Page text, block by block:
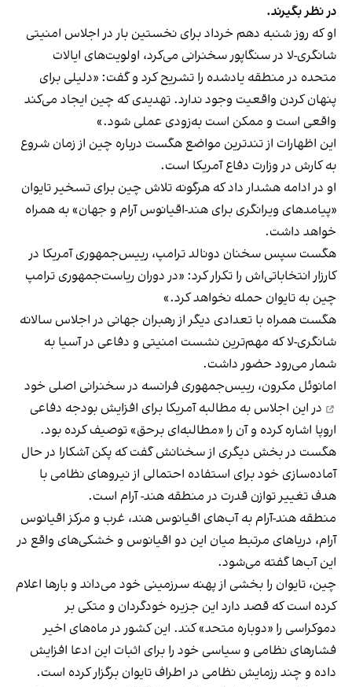
در نظر بگیرند.
او که روز شنبه دهم خرداد برای نخستین بار در اجلاس امنیتی
شانگری-لا در سنگاپور سخنرانی می‌کرد، اولویت‌های ایالات
متحده در منطقه یادشده را تشریح کرد و گفت: «دلیلی برای
پنهان کردن واقعیت وجود ندارد. تهدیدی که چین ایجاد می‌کند
واقعی است و ممکن است به‌زودی عملی شود.»
این اظهارات از تندترین مواضع هگست درباره چین از زمان شروع
به کارش در وزارت دفاع آمریکا است.
او در ادامه هشدار داد که هرگونه تلاش چین برای تسخیر تایوان
«پیامدهای ویرانگری برای هند-اقیانوس آرام و جهان» به همراه
خواهد داشت.
هگست سپس سخنان دونالد ترامپ، رییس‌جمهوری آمریکا در
کارزار انتخاباتی‌اش را تکرار کرد: «در دوران ریاست‌جمهوری ترامپ
چین به تایوان حمله نخواهد کرد.»
هگست همراه با تعدادی دیگر از رهبران جهانی در اجلاس سالانه
شانگری-لا که مهم‌ترین نشست امنیتی و دفاعی در آسیا به
شمار می‌رود حضور داشت.
امانوئل مکرون، رییس‌جمهوری فرانسه درسخنرانی اصلی خود
در این اجلاس به مطالبه آمریکا برای افزایش بودجه دفاعی
اروپا اشاره کرده و آن را «مطالبه‌ای برحق» توصیف کرده بود.
هگست در بخش دیگری از سخنانش گفت که پکن آشکارا در حال
آماده‌سازی خود برای استفاده احتمالی از نیروهای نظامی با
هدف تغییر توازن قدرت در منطقه هند- آرام است.
منطقه هند-آرام به آب‌های اقیانوس هند، غرب و مرکز اقیانوس
آرام، دریاهای مرتبط میان این دو اقیانوس و خشکی‌های واقع در
این آب‌ها گفته می‌شود.
چین، تایوان را بخشی از پهنه سرزمینی خود می‌داند و بارها اعلام
کرده است که قصد دارد این جزیره خودگردان و متکی بر
دموکراسی را «دوباره متحد» کند. این کشور در ماه‌های اخیر
فشارهای نظامی و سیاسی خود را برای اثبات این ادعا افزایش
داده و چند رزمایش نظامی در اطراف تایوان برگزار کرده است.